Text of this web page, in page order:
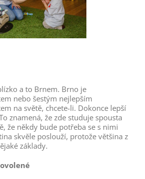
a to Brnem. Brno je
nebo šestým nejlepším
na světě, chcete-li. Dokonce lepší
znamená, že zde studuje spousta
že někdy bude potřeba se s nimi
skvěle poslouží, protože většina z
základy.